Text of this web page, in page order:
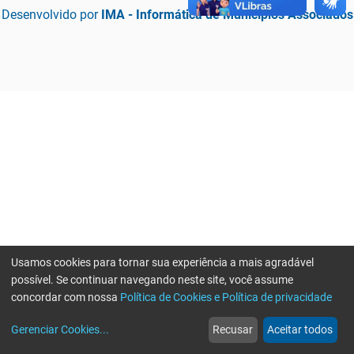
Desenvolvido por IMA - Informática de Municípios Associados
web
Notícias
more_horiz
Mais
Usamos cookies para tornar sua experiência a mais agradável
possível. Se continuar navegando neste site, você assume
concordar com nossa Política de Cookies e Política de privacidade
Gerenciar Cookies... Recusar Aceitar todos
Erro ao enviar informações, por favor tente novamente